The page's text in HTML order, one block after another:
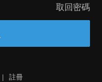
取回密碼
|
註冊